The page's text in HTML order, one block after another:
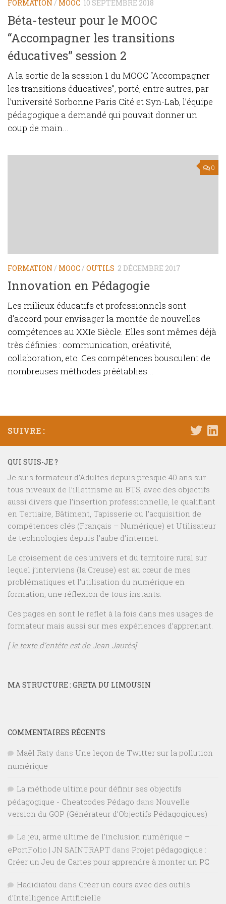
FORMATION / MOOC 10 SEPTEMBRE 2018
Béta-testeur pour le MOOC
“Accompagner les transitions
éducatives” session 2
A la sortie de la session 1 du MOOC “Accompagner
les transitions éducatives”, porté, entre autres, par
l’université Sorbonne Paris Cité et Syn-Lab, l’équipe
pédagogique a demandé qui pouvait donner un
coup de main...
0
FORMATION / MOOC/ OUTILS 2 DÉCEMBRE 2017
Innovation en Pédagogie
Les milieux éducatifs et professionnels sont
d’accord pour envisager la montée de nouvelles
compétences au XXIe Siècle. Elles sont mêmes déjà
très définies : communication, créativité,
collaboration, etc. Ces compétences bousculent de
nombreuses méthodes préétablies...
SUIVRE :
QUI SUIS-JE ?
Je suis formateur d’Adultes depuis presque 40 ans sur
tous niveaux de l’illettrisme au BTS, avec des objectifs
aussi divers que l’insertion professionnelle, le qualifiant
en Tertiaire, Bâtiment, Tapisserie ou l’acquisition de
compétences clés (Français – Numérique) et Utilisateur
de technologies depuis l’aube d’internet.
Le croisement de ces univers et du territoire rural sur
lequel j’interviens (la Creuse) est au cœur de mes
problématiques et l’utilisation du numérique en
formation, une réflexion de tous instants.
Ces pages en sont le reflet à la fois dans mes usages de
formateur mais aussi sur mes expériences d’apprenant.
[ le texte d’entête est de Jean Jaurès]
MA STRUCTURE : GRETA DU LIMOUSIN
COMMENTAIRES RÉCENTS
Maël Raty dans Une leçon de Twitter sur la pollution
numérique
La méthode ultime pour définir ses objectifs
pédagogique - Cheatcodes Pédago dans Nouvelle
version du GOP (Générateur d’Objectifs Pédagogiques)
Le jeu, arme ultime de l’inclusion numérique –
ePortFolio | JN SAINTRAPT dans Projet pédagogique :
Créer un Jeu de Cartes pour apprendre à monter un PC
Hadidiatou dans Créer un cours avec des outils
d’Intelligence Artificielle